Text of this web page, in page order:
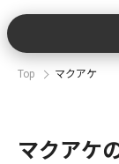
Top マクアケ
マクアケ